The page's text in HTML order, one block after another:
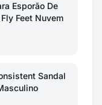
Esporão De
Feet Nuvem
Sandal